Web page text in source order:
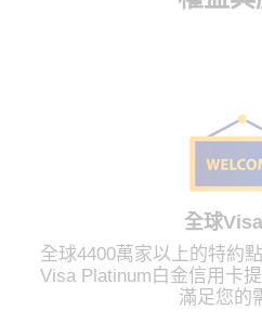
全球
全球4400萬家以上的特約
Visa Platinum白金信用卡
滿足您的